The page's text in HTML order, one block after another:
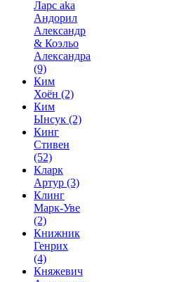
Ларс aka
Андорил
Александр
& Коэльо
Александра
(9)
Ким
Хоён (2)
Ким
Ынсук (2)
Кинг
Стивен
(52)
Кларк
Артур (3)
Клинг
Марк-Уве
(2)
Книжник
Генрих
(4)
Княжевич